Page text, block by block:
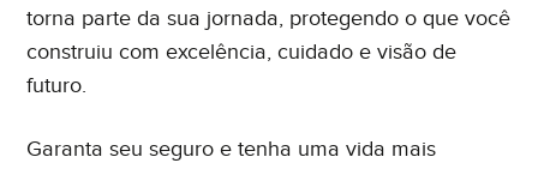
torna parte da sua jornada, protegendo o que você
construiu com excelência, cuidado e visão de
futuro.
Garanta seu seguro e tenha uma vida mais